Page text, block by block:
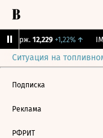
Бирж. 12,229 +1,22%↑
Ситуация на
Подписка
Реклама
РФРИТ